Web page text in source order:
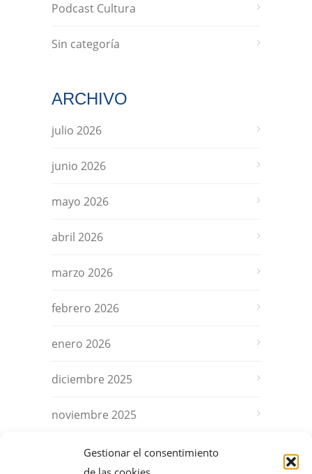
Gestionar el consentimiento
de las cookies
Podcast Cultura
Sin categoría
ARCHIVO
julio 2026
junio 2026
mayo 2026
abril 2026
marzo 2026
febrero 2026
enero 2026
diciembre 2025
noviembre 2025
octubre 2025